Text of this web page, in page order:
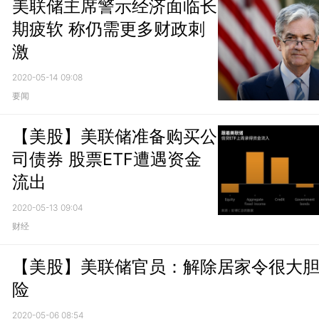
美联储主席警示经济面临长
期疲软 称仍需更多财政刺
激
2020-05-14 09:08
要闻
【美股】美联储准备购买公
司债券 股票ETF遭遇资金
流出
2020-05-13 09:04
财经
【美股】美联储官员：解除居家令很大
险
2020-05-06 08:54